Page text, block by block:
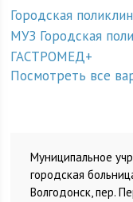
Городская
МУЗ Городская
ГАСТРОМЕД+
Посмотреть все
Муниципальное
городская
Волгодонск, пер.